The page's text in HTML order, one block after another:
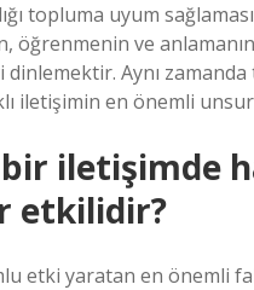
topluma uyum
öğrenmenin ve
dinlemektir. Aynı
iletişimin en önemli
iletişimde
etkilidir?
etki yaratan en önemli